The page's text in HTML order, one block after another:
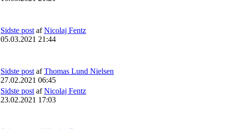
Sidste post afNicolaj Fentz
05.03.2021 21:44
Sidste post afThomas Lund Nielsen
27.02.2021 06:45
Sidste post afNicolaj Fentz
23.02.2021 17:03